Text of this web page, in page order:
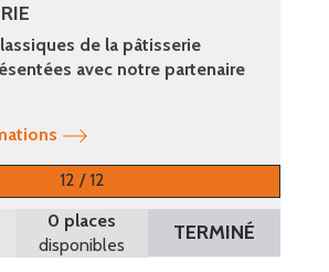
de la pâtisserie
avec notre partenaire
12 / 12
0 places
disponibles
TERMINÉ